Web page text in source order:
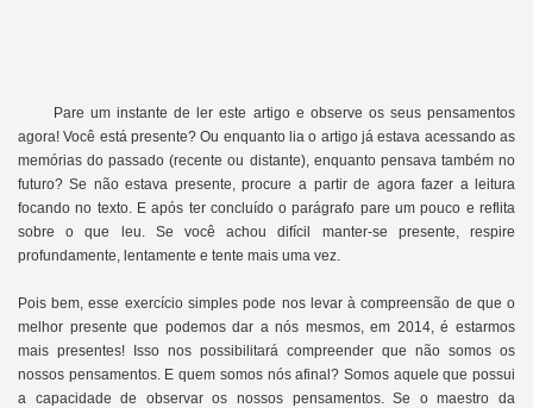
Pare um instante de ler este artigo e observe os seus pensamentos
agora! Você está presente? Ou enquanto lia o artigo já estava acessando as
memórias do passado (recente ou distante), enquanto pensava também no
futuro? Se não estava presente, procure a partir de agora fazer a leitura
focando no texto. E após ter concluído o parágrafo pare um pouco e reflita
sobre o que leu. Se você achou difícil manter-se presente, respire
profundamente, lentamente e tente mais uma vez.
Pois bem, esse exercício simples pode nos levar à compreensão de que o
melhor presente que podemos dar a nós mesmos, em 2014, é estarmos
mais presentes! Isso nos possibilitará compreender que não somos os
nossos pensamentos. E quem somos nós afinal? Somos aquele que possui
a capacidade de observar os nossos pensamentos. Se o maestro da